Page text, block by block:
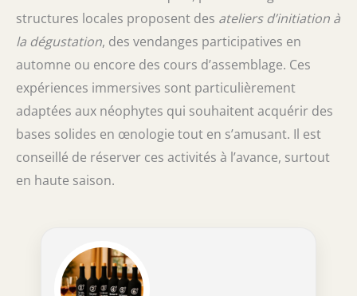
structures locales proposent des ateliers d’initiation à
la dégustation, des vendanges participatives en
automne ou encore des cours d’assemblage. Ces
expériences immersives sont particulièrement
adaptées aux néophytes qui souhaitent acquérir des
bases solides en œnologie tout en s’amusant. Il est
conseillé de réserver ces activités à l’avance, surtout
en haute saison.